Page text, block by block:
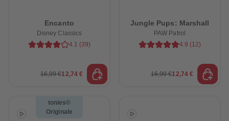
Encanto
Disney Classics
4.1 (39)
16,99 €12,74 €
Jungle Pups: Marshall
PAW Patrol
4.9 (12)
16,99 €12,74 €
tonies©
Originale